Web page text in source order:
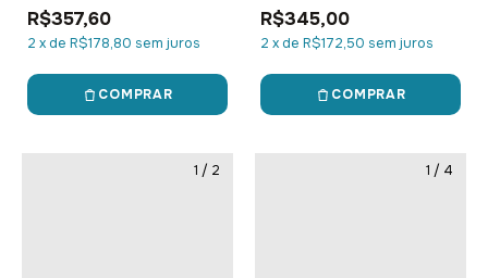
R$357,60
2 xde R$178,80 sem juros
COMPRAR
R$345,00
2 xde R$172,50 sem juros
COMPRAR
1 / 2 1 / 4